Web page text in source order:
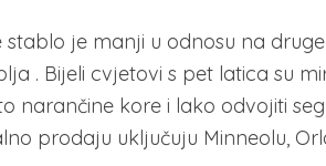
stablo je manji u odnosu na
. Bijeli cvjetovi s pet latica su
narančine kore i lako odvojiti
prodaju uključuju Minneolu,